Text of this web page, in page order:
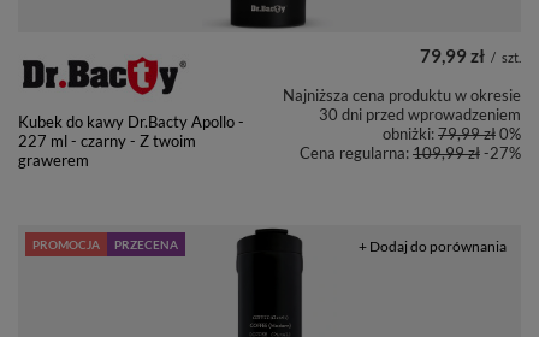
Kubek do kawy Dr.Bacty Apollo -
227 ml - czarny - Z twoim
grawerem
79,99 zł / szt.
Najniższa cena produktu w okresie
30 dni przed wprowadzeniem
obniżki:79,99 zł0%
Cena regularna:109,99 zł-27%
PROMOCJA PRZECENA + Dodaj do porównania